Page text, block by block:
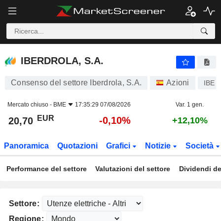
IBERDROLA, S.A.
IBERDROLA, S.A.
Consenso del settore Iberdrola, S.A. Azioni IBE
Mercato chiuso - BME 17:35:29 07/08/2026 Var. 1 gen.
20,70 EUR -0,10% +12,10%
Panoramica Quotazioni Grafici Notizie Società
Performance del settore Valutazioni del settore Dividendi
Settore:
Regione: